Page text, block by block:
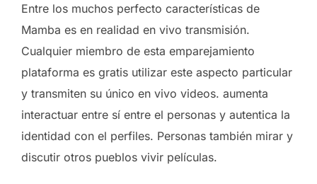
Entre los muchos perfecto características de
Mamba es en realidad en vivo transmisión.
Cualquier miembro de esta emparejamiento
plataforma es gratis utilizar este aspecto particular
y transmiten su único en vivo videos. aumenta
interactuar entre sí entre el personas y autentica la
identidad con el perfiles. Personas también mirar y
discutir otros pueblos vivir películas.